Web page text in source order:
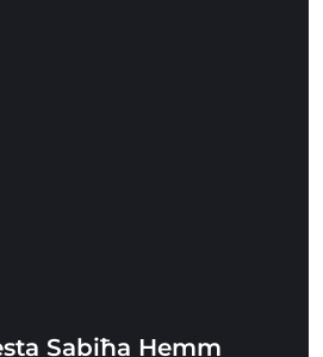
Sabiħa Hemm